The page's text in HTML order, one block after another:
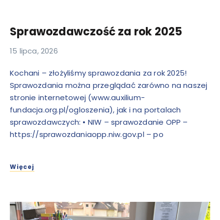
Sprawozdawczość za rok 2025
15 lipca, 2026
Kochani – złożyliśmy sprawozdania za rok 2025!
Sprawozdania można przeglądać zarówno na naszej
stronie internetowej (www.auxilium-
fundacja.org.pl/ogloszenia), jak i na portalach
sprawozdawczych: • NIW – sprawozdanie OPP –
https://sprawozdaniaopp.niw.gov.pl – po
Więcej